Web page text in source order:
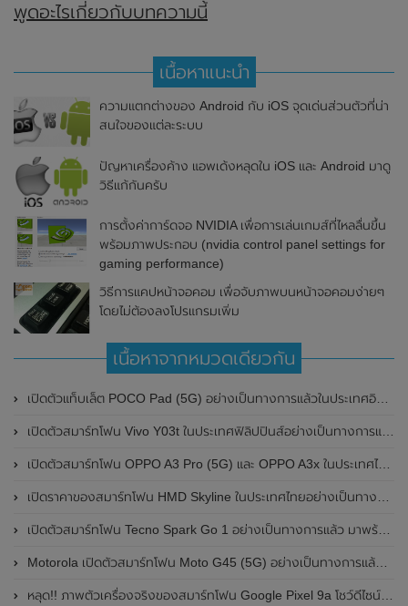
พูดอะไรเกี่ยวกับบทความนี้
เนื้อหาแนะนำ
ความแตกต่างของ Android กับ iOS จุดเด่นส่วนตัวที่น่า
สนใจของแต่ละระบบ
ปัญหาเครื่องค้าง แอพเด้งหลุดใน iOS และ Android มาดู
วิธีแก้กันครับ
การตั้งค่าการ์ดจอ NVIDIA เพื่อการเล่นเกมส์ที่ไหลลื่นขึ้น
พร้อมภาพประกอบ (nvidia control panel settings for
gaming performance)
วิธีการแคปหน้าจอคอม เพื่อจับภาพบนหน้าจอคอมง่ายๆ
โดยไม่ต้องลงโปรแกรมเพิ่ม
เนื้อหาจากหมวดเดียวกัน
เปิดตัวแท็บเล็ต POCO Pad (5G) อย่างเป็นทางการแล้วในประเทศอินเดีย มาพร้อมชิปเซ็ต Snapdragon 7s Gen 2 ของ Qualcomm และรองรับเครือข่าย 5G
เปิดตัวสมาร์ทโฟน Vivo Y03t ในประเทศฟิลิปปินส์อย่างเป็นทางการแล้ว มาพร้อมชิปเซ็ต Unisoc T612 , กล้องหลัง ความละเอียด 13MP , แบตเตอรี่ 5,000mAh และหน้าจอแสดงผล LCD / 90Hz
เปิดตัวสมาร์ทโฟน OPPO A3 Pro (5G) และ OPPO A3x ในประเทศไทยอย่างเป็นทางการแล้ว ในราคาเริ่มต้นเพียง 3,999 บาท
เปิดราคาของสมาร์ทโฟน HMD Skyline ในประเทศไทยอย่างเป็นทางการแล้ว ราคา 14,990 บาท
เปิดตัวสมาร์ทโฟน Tecno Spark Go 1 อย่างเป็นทางการแล้ว มาพร้อมหน้าจอแสดงผล LCD / 120Hz , แบตเตอรี่ 5,000mAh และใช้ชิปเซ็ต Unisoc
Motorola เปิดตัวสมาร์ทโฟน Moto G45 (5G) อย่างเป็นทางการแล้วในอินเดีย
หลุด!! ภาพตัวเครื่องจริงของสมาร์ทโฟน Google Pixel 9a โชว์ดีไซน์ใหม่ กล้องหลังแบนราบ ไม่มีกรอบของกล้องแล้ว